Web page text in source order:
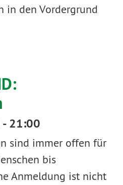
in den Vordergrund
21:00
sind immer offen für
bis
Anmeldung ist nicht